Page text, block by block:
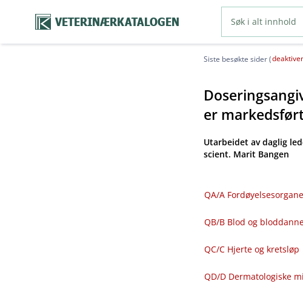
VETERINÆRKATALOGEN
Siste besøkte sider (deaktiver
er
Utarbeidet av daglig
scient. Marit Bangen
QA​/​A
QB​/​B Blod og
QC​/​C Hjerte og kretsløp
QD​/​D Dermatologiske